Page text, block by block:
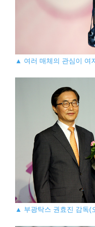
▲ 여러 매체의 관심이 여
▲ 부광탁스 권효진 감독(